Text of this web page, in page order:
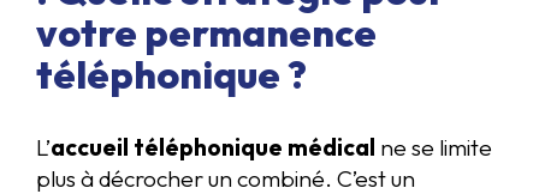
votre permanence
téléphonique ?
L’accueil téléphonique médical ne se limite
plus à décrocher un combiné. C’est un